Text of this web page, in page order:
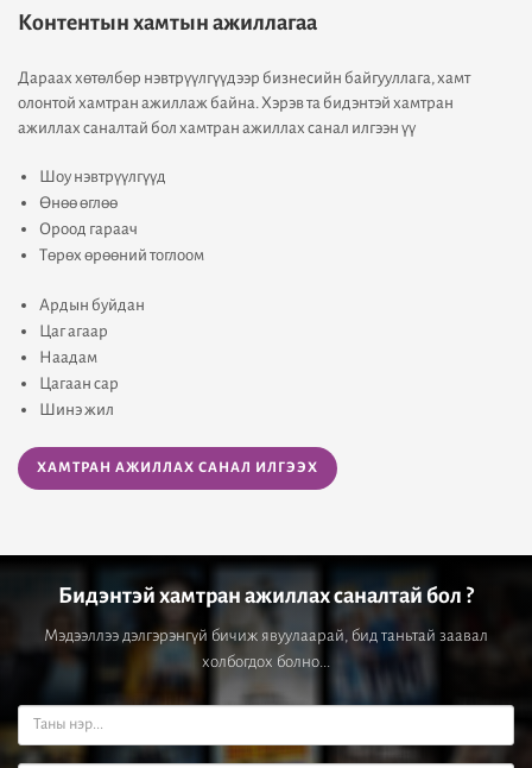
Контентын хамтын ажиллагаа
Дараах хөтөлбөр нэвтрүүлгүүдээр бизнесийн байгууллага, хамт
олонтой хамтран ажиллаж байна. Хэрэв та бидэнтэй хамтран
ажиллах саналтай бол хамтран ажиллах санал илгээн үү
Шоу нэвтрүүлгүүд
Өнөө өглөө
Ороод гараач
Төрөх өрөөний тоглоом
Ардын буйдан
Цаг агаар
Наадам
Цагаан сар
Шинэ жил
ХАМТРАН АЖИЛЛАХ САНАЛ ИЛГЭЭХ
Бидэнтэй хамтран ажиллах саналтай бол ?
Мэдээллээ дэлгэрэнгүй бичиж явуулаарай, бид таньтай заавал
холбогдох болно...